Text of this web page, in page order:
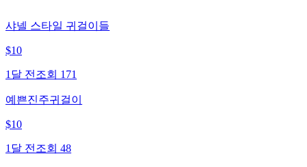
샤넬 스타일 귀걸이들
$10
1달 전 조회 171
예쁜진주귀걸이
$10
1달 전 조회 48